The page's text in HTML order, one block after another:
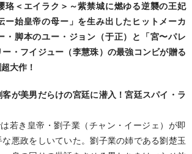
珞＜エイラク＞～紫禁城に燃ゆる逆襲の王妃
ー始皇帝の母ー」を⽣み出したヒットメーカ
・脚本のユー・ジョン（于正）と「宮〜パレ
・フイジュー（李慧珠）の最強コンビが贈る
大作！
が美男だらけの宮廷に潜入！宮廷スパイ・ラ
若き皇帝・劉子業（チャン・イージェ）が即
悪政をしいていた。劉子業の姉である劉楚玉